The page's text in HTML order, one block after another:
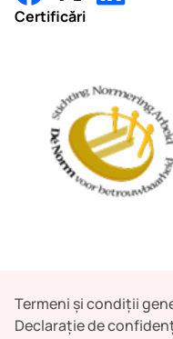
Certificări
Termeni și condiții
Declarație de